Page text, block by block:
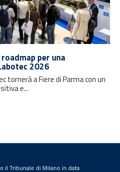
per una
2026
tornerà a Fiere di Parma con un
e...
il Tribunale di Milano in data